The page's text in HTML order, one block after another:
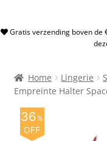
Gratis verzending boven de
Home Lingerie
Empreinte Halter
36%
OFF